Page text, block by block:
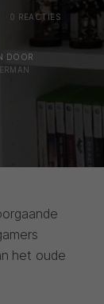
0 REACTIES
DOOR
het oude